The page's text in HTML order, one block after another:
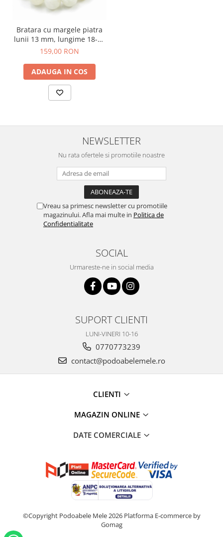
Bratara cu margele piatra
lunii 13 mm, lungime 18-20
cm
159,00 RON
ADAUGA IN COS
NEWSLETTER
Nu rata ofertele si promotiile noastre
Vreau sa primesc newsletter cu promotiile
magazinului. Afla mai multe in Politica de
Confidentialitate
SOCIAL
Urmareste-ne in social media
SUPORT CLIENTI
LUNI-VINERI 10-16
0770773239
contact@podoabelemele.ro
CLIENTI
MAGAZIN ONLINE
DATE COMERCIALE
©Copyright Podoabele Mele 2026 Platforma E-commerce by
Gomag